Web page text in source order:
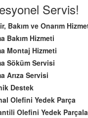
Servis!
Bakım ve Onarım
Bakım Hizmeti
Montaj Hizmeti
Söküm Servisi
Arıza Servisi
Destek
Olefini Yedek Parça
Olefini Yedek